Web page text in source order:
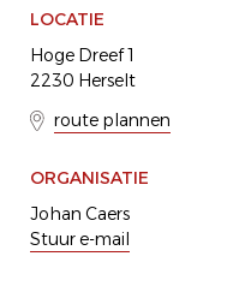
LOCATIE
Hoge Dreef 1
2230 Herselt
route plannen
ORGANISATIE
Johan Caers
Stuur e-mail